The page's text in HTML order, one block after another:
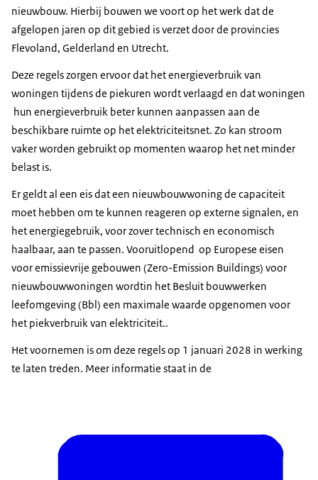
nieuwbouw. Hierbij bouwen we voort op het werk dat de
afgelopen jaren op dit gebied is verzet door de provincies
Flevoland, Gelderland en Utrecht.
Deze regels zorgen ervoor dat het energieverbruik van
woningen tijdens de piekuren wordt verlaagd en dat woningen
hun energieverbruik beter kunnen aanpassen aan de
beschikbare ruimte op het elektriciteitsnet. Zo kan stroom
vaker worden gebruikt op momenten waarop het net minder
belast is.
Er geldt al een eis dat een nieuwbouwwoning de capaciteit
moet hebben om te kunnen reageren op externe signalen, en
het energiegebruik, voor zover technisch en economisch
haalbaar, aan te passen. Vooruitlopend op Europese eisen
voor emissievrije gebouwen (Zero-Emission Buildings) voor
nieuwbouwwoningen wordtin het Besluit bouwwerken
leefomgeving (Bbl) een maximale waarde opgenomen voor
het piekverbruik van elektriciteit..
Het voornemen is om deze regels op 1 januari 2028 in werking
te laten treden. Meer informatie staat in de